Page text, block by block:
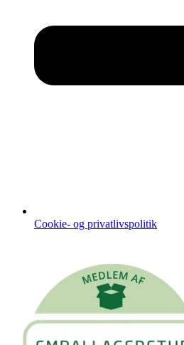
Cookie- og privatlivspolitik